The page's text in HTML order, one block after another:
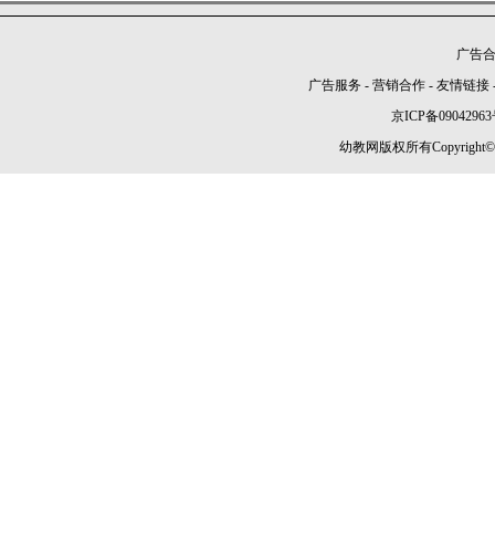
广告
广告服务 - 营销合作 - 友情链接
京ICP备09042963
幼教网版权所有